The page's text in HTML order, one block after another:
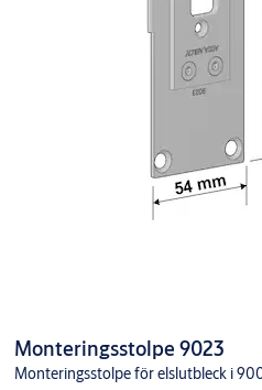
Monteringsstolpe 9023
Monteringsstolpe för elslutbleck i